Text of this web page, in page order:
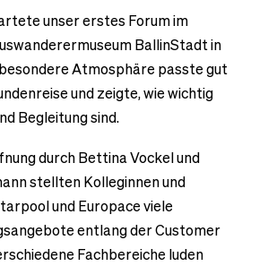
unser erstes Forum im
BallinStadt in
Atmosphäre passte gut
und zeigte, wie wichtig
Begleitung sind.
durch Bettina Vockel und
stellten Kolleginnen und
und Europace viele
entlang der Customer
Fachbereiche luden